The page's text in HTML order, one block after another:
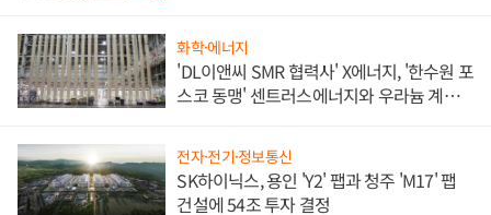
화학·에너지
'DL이앤씨 SMR 협력사' X에너지, '한수원 포
스코 동맹' 센트러스에너지와 우라늄 계약
전자·전기·정보통신
SK하이닉스, 용인 'Y2' 팹과 청주 'M17' 팹
건설에 54조 투자 결정